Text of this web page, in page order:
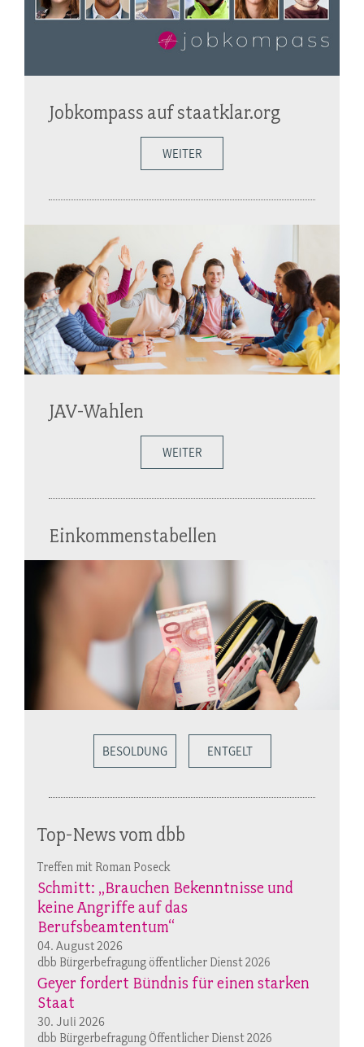
Jobkompass auf staatklar.org
WEITER
JAV-Wahlen
WEITER
Einkommenstabellen
BESOLDUNG ENTGELT
Top-News vom dbb
Treffen mit Roman Poseck
Schmitt: „Brauchen Bekenntnisse und
keine Angriffe auf das
Berufsbeamtentum“
04. August 2026
dbb Bürgerbefragung öffentlicher Dienst 2026
Geyer fordert Bündnis für einen starken
Staat
30. Juli 2026
dbb Bürgerbefragung Öffentlicher Dienst 2026